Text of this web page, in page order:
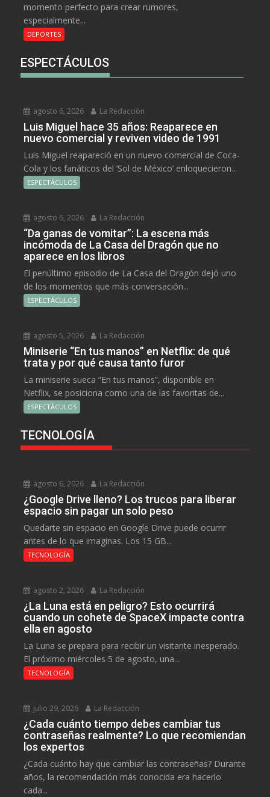
momento perfecto para crear rumores,
especialmente...
DEPORTES
ESPECTÁCULOS
agosto 6, 2026 La Redacción
Luis Miguel hace 35 años: Reaparece en
nuevo comercial y reviven video de 1991
Luis Miguel reapareció en un nuevo comercial de Coca-
Cola y los fanáticos del ‘Sol de México’ enloquecieron...
ESPECTÁCULOS
agosto 6, 2026 La Redacción
“Da ganas de vomitar”: La escena más
incómoda de La Casa del Dragón que no
aparece en los libros
El penúltimo episodio de La Casa del Dragón dejó uno
de los momentos que más conversación...
ESPECTÁCULOS
agosto 5, 2026 La Redacción
Miniserie “En tus manos” en Netflix: de qué
trata y por qué causa tanto furor
La miniserie sueca “En tus manos”, disponible en
Netflix, se posiciona como una de las favoritas de...
ESPECTÁCULOS
TECNOLOGÍA
agosto 6, 2026 La Redacción
¿Google Drive lleno? Los trucos para liberar
espacio sin pagar un solo peso
Quedarte sin espacio en Google Drive puede ocurrir
antes de lo que imaginas. Los 15 GB...
TECNOLOGÍA
agosto 2, 2026 La Redacción
¿La Luna está en peligro? Esto ocurrirá
cuando un cohete de SpaceX impacte contra
ella en agosto
La Luna se prepara para recibir un visitante inesperado.
El próximo miércoles 5 de agosto, una...
TECNOLOGÍA
julio 29, 2026 La Redacción
¿Cada cuánto tiempo debes cambiar tus
contraseñas realmente? Lo que recomiendan
los expertos
¿Cada cuánto hay que cambiar las contraseñas? Durante
años, la recomendación más conocida era hacerlo
cada...